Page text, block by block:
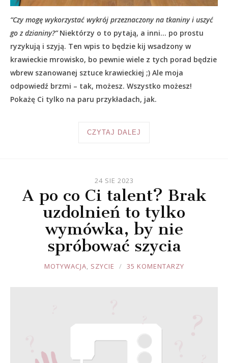
“Czy mogę wykorzystać wykrój przeznaczony na tkaniny i uszyć
go z dzianiny?”Niektórzy o to pytają, a inni… po prostu
ryzykują i szyją. Ten wpis to będzie kij wsadzony w
krawieckie mrowisko, bo pewnie wiele z tych porad będzie
wbrew szanowanej sztuce krawieckiej ;) Ale moja
odpowiedź brzmi – tak, możesz. Wszystko możesz!
Pokażę Ci tylko na paru przykładach, jak.
CZYTAJ DALEJ
24 SIE 2023
A po co Ci talent? Brak
uzdolnień to tylko
wymówka, by nie
spróbować szycia
JOULE
MOTYWACJA, SZYCIE 35 KOMENTARZY